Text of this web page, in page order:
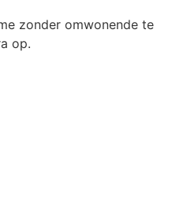
zonder omwonende te
op.